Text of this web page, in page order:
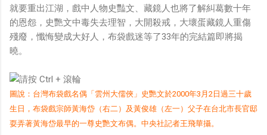
就要重出江湖，戲中人物史豔文、藏鏡人也將了解糾葛數十年
的恩怨，史艷文中毒失去理智，大開殺戒，大壞蛋藏鏡人重傷
殘廢，懺悔變成大好人，布袋戲迷等了33年的完結篇即將揭
曉。
圖說：台灣布袋戲名偶「雲州大儒俠」史艷文於2000年3月2日過三十歲
生日，布袋戲宗師黃海岱（右二）及黃俊雄（左一）父子在台北市長官邸
耍弄著黃海岱最早的一尊史艷文布偶。中央社記者王飛華攝。